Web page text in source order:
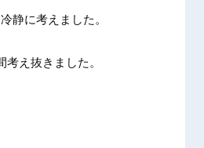
静に考えました。
え抜きました。